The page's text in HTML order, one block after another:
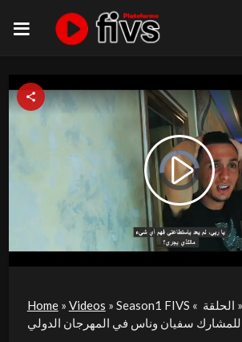
Video
Player
is
loading.
Play
Video
Home» Videos » Season1 FIVS فيديو بعنوان « الحلقة »